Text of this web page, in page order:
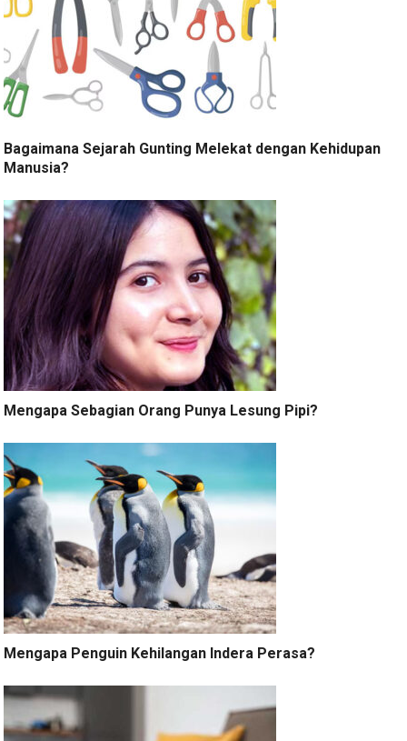
Bagaimana Sejarah Gunting Melekat dengan Kehidupan
Manusia?
Mengapa Sebagian Orang Punya Lesung Pipi?
Mengapa Penguin Kehilangan Indera Perasa?